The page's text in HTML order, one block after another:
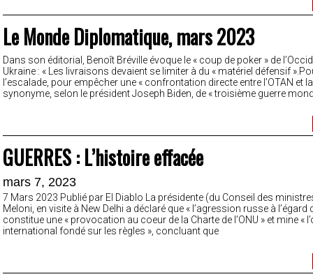
Le Monde Diplomatique, mars 2023
Dans son éditorial, Benoît Bréville évoque le « coup de poker » de
Ukraine : « Les livraisons devaient se limiter à du « matériel défensif
l’escalade, pour empêcher une « confrontation directe entre l’OTAN et
synonyme, selon le président Joseph Biden, de « troisième guerre
GUERRES : L’histoire effacée
mars 7, 2023
7 Mars 2023 Publié par El Diablo La présidente (du Conseil des
Meloni, en visite à New Delhi a déclaré que « l’agression russe à l’égard
constitue une « provocation au coeur de la Charte de l’ONU » et mine «
international fondé sur les règles », concluant que